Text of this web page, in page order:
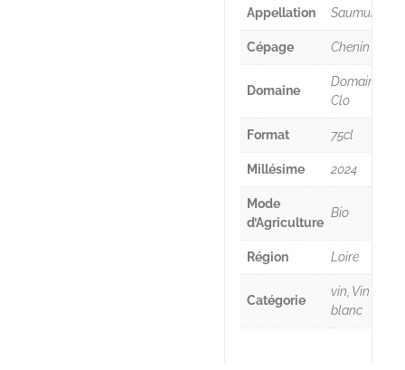
Appellation Saumur
Cépage Chenin
Domaine
Domaine
Clo
Format 75cl
Millésime 2024
Mode
d’Agriculture
Bio
Région Loire
Catégorie
vin, Vin
blanc